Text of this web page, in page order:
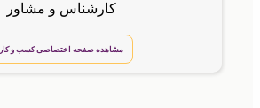
کارشناس و مشاور
مشاهده صفحه اختصاصی کسب و کار